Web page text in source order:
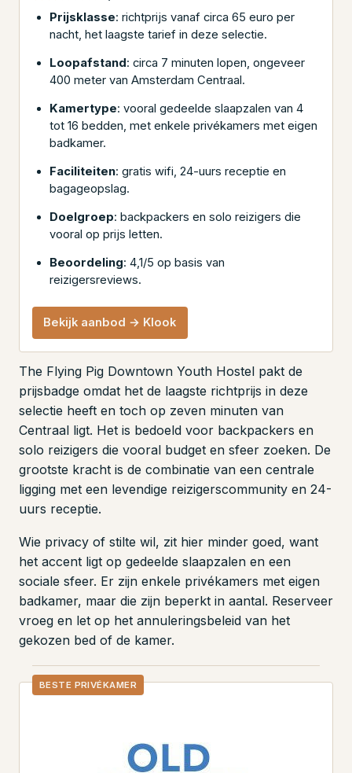
Prijsklasse: richtprijs vanaf circa 65 euro per
nacht, het laagste tarief in deze selectie.
Loopafstand: circa 7 minuten lopen, ongeveer
400 meter van Amsterdam Centraal.
Kamertype: vooral gedeelde slaapzalen van 4
tot 16 bedden, met enkele privékamers met eigen
badkamer.
Faciliteiten: gratis wifi, 24-uurs receptie en
bagageopslag.
Doelgroep: backpackers en solo reizigers die
vooral op prijs letten.
Beoordeling: 4,1/5 op basis van
reizigersreviews.
Bekijk aanbod → Klook
The Flying Pig Downtown Youth Hostel pakt de
prijsbadge omdat het de laagste richtprijs in deze
selectie heeft en toch op zeven minuten van
Centraal ligt. Het is bedoeld voor backpackers en
solo reizigers die vooral budget en sfeer zoeken. De
grootste kracht is de combinatie van een centrale
ligging met een levendige reizigerscommunity en 24-
uurs receptie.
Wie privacy of stilte wil, zit hier minder goed, want
het accent ligt op gedeelde slaapzalen en een
sociale sfeer. Er zijn enkele privékamers met eigen
badkamer, maar die zijn beperkt in aantal. Reserveer
vroeg en let op het annuleringsbeleid van het
gekozen bed of de kamer.
BESTE PRIVÉKAMER